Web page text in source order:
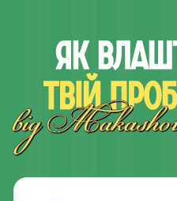
Тривалість 45 хвилин